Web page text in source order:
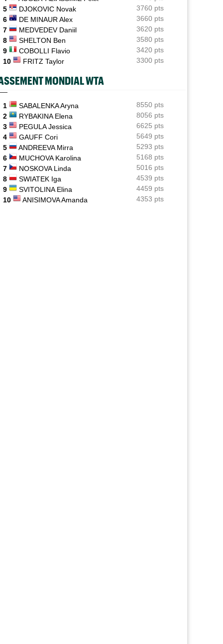
ATP / WTA
Tous les programmes et les résultats de ce jeudi 6 août
2026
06/08
INTERVIEW
Luca Van Assche : "Je peux être performant tout au
long de l’année"
INTERVIEW
Quentin Halys : "Je n’ai pas eu de coup de téléphone de
sponsors"
06/08
WTA - Toronto
Aryna Sabalenka propose... des conférences de presse
façon F1
5
DJOKOVIC Novak
3760 pts
6
DE MINAUR Alex
3660 pts
7
MEDVEDEV Daniil
3620 pts
8
SHELTON Ben
3580 pts
9
COBOLLI Flavio
3420 pts
10
FRITZ Taylor 3300 pts
MONDIAL WTA
1 SABALENKA Aryna
8550 pts
2
RYBAKINA Elena
8056 pts
3
PEGULA Jessica
6625 pts
4
GAUFF Cori
5649 pts
5
ANDREEVA Mirra
5293 pts
6
MUCHOVA Karolina
5168 pts
7
NOSKOVA Linda
5016 pts
8
SWIATEK Iga
4539 pts
9
SVITOLINA Elina
4459 pts
10
ANISIMOVA Amanda 4353 pts